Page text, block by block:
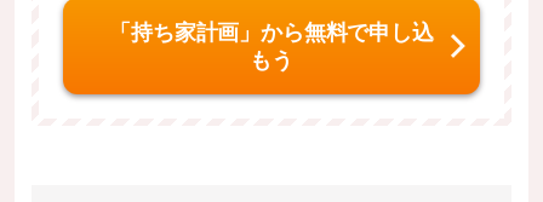
「持ち家計画」から無料で申し込
もう